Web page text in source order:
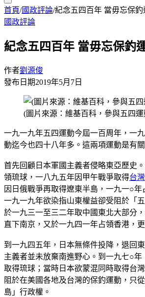
首頁/國政評論/紀念五四百年 當毋忘保釣
國政評論
紀念五四百年 當毋忘保釣
作者劉源俊
發布日期2019年5月7日
(圖片來源：維基百科，參與五四
一九一九年五四運動今屆一百周年，一
動迄今也四十八年多。這兩項運動是有關
首先回顧日本軍國主義者侵略東亞歷史
領琉球，一八九五年因甲午戰爭取得台灣
因日俄戰爭再取得遼東半島，一九一○年
一九一九年欲染指山東權益卻受阻於「
於一九三一至三二年取中國東北大部分
直下南京，又於一九四一年占領香港，
到一九四五年，日本無條件投降，退回
主義者並未放棄南進野心。到一九七○年
取得琉球；當時日本欲蒙混同時取得台
阻於在美國各地及台灣的保釣運動，只
島」行政權。